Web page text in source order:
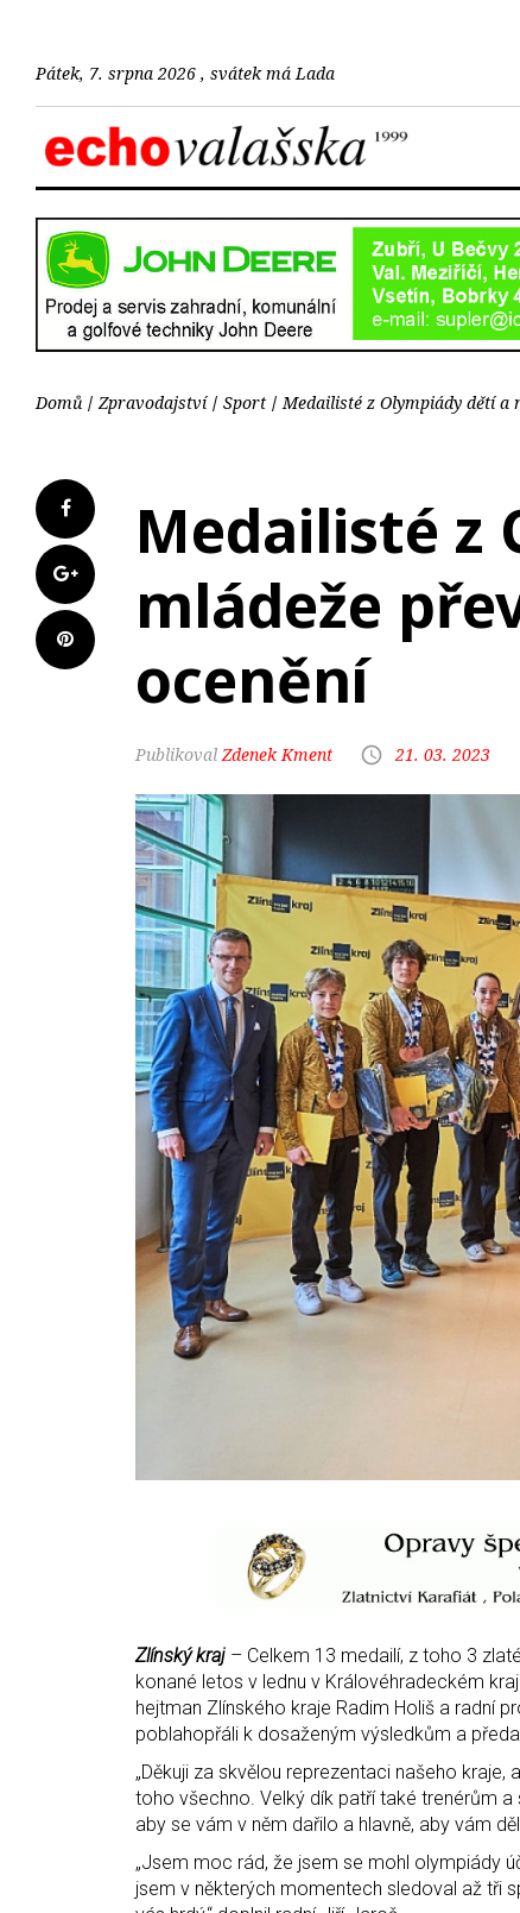
Pátek, 7. srpna 2026 , svátek má Lada
Domů Zpravodajství Sport Medailisté z Olympiády dětí a
Medailisté z
mládeže
ocenění
Zdenek Kment 21. 03. 2023
Zlínský kraj – Celkem 13 medailí, z toho 3
konané letos v lednu v Královéhradeckém
hejtman Zlínského kraje Radim Holiš a radní
poblahopřáli k dosaženým výsledkům a
„Děkuji za skvělou reprezentaci našeho
toho všechno. Velký dík patří také trenérům
aby se vám v něm dařilo a hlavně, aby vám
„Jsem moc rád, že jsem se mohl olympiády
jsem v některých momentech sledoval až tři